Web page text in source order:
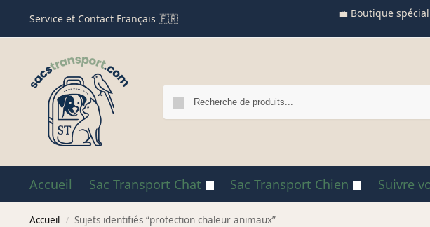
Service et Contact Français 🇫🇷 💼 Boutique
Accueil Sac Transport Chat Sac Transport Chien Suivre
Accueil / Sujets identifiés “protection chaleur animaux”